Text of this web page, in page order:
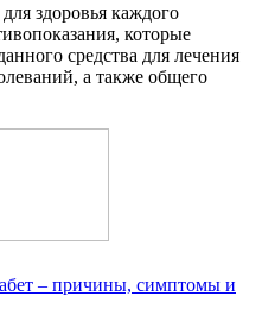
здоровья каждого
которые
средства для лечения
а также общего
– причины, симптомы и